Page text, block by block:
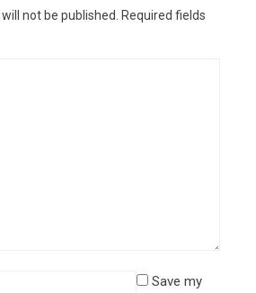
not be published.
Required fields
Save my